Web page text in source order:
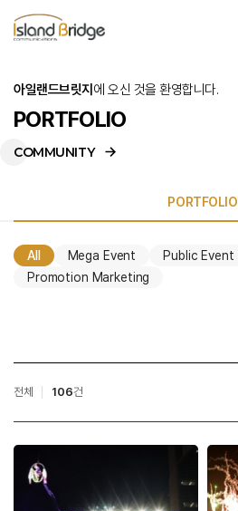
아일랜드브릿지 에 오신 것을 환영합니다.
PORTFOLIO
COMMUNITY
PORTFOLIO
PORTFOLIO
All Mega Event Public Event
Promotion Marketing
전체 106건